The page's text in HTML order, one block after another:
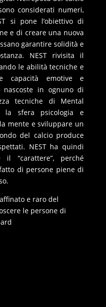
considerati numeri,
si pone l’obiettivo di
e di creare una nuova
garantire solidità e
NEST rivisita il
le abilità tecniche e
capacità emotive e
nascoste in ognuno di
tecniche di Mental
la sfera psicologia e
mente e sviluppare un
del calcio produce
NEST ha quindi
il “carattere”, perché
di persone piene di
e raro del
le persone di